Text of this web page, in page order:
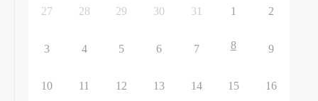
27 28 29 30 31 1 2
3 4 5 6 7 8 9
10 11 12 13 14 15 16